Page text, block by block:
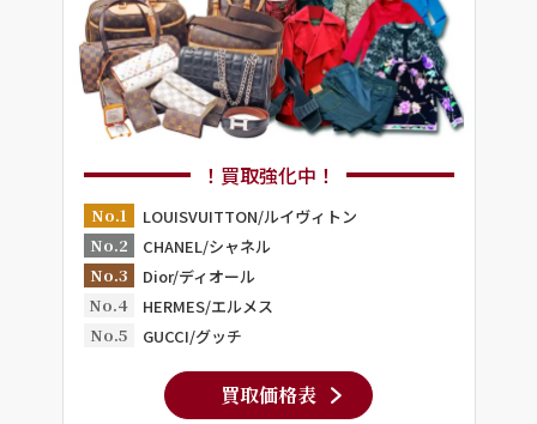
！買取強化中！
No.1
LOUISVUITTON/ルイヴィトン
No.2
CHANEL/シャネル
No.3
Dior/ディオール
No.4
HERMES/エルメス
No.5
GUCCI/グッチ
買取価格表